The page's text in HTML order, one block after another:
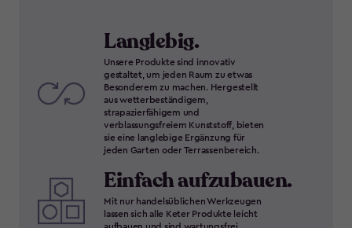
Langlebig.
Unsere Produkte sind innovativ
gestaltet, um jeden Raum zu etwas
Besonderem zu machen. Hergestellt
aus wetterbeständigem,
strapazierfähigem und
verblassungsfreiem Kunststoff, bieten
sie eine langlebige Ergänzung für
jeden Garten oder Terrassenbereich.
Einfach aufzubauen.
Mit nur handelsüblichen Werkzeugen
lassen sich alle Keter Produkte leicht